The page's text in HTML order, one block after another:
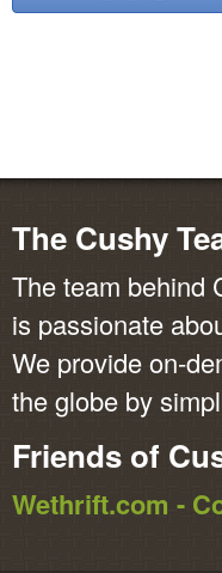
The Cushy
The team behind
is passionate
We provide on-
the globe by
Friends of
Wethrift.com -